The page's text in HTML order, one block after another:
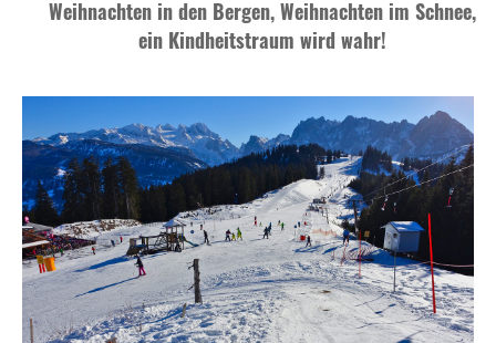
Weihnachten in den Bergen, Weihnachten im Schnee,
ein Kindheitstraum wird wahr!